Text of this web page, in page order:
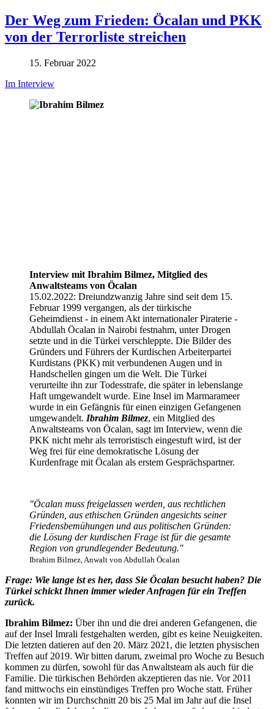
Der Weg zum Frieden: Öcalan und PKK
von der Terrorliste streichen
15. Februar 2022
Im Interview
Interview mit Ibrahim Bilmez, Mitglied des
Anwaltsteams von Öcalan
15.02.2022: Dreiundzwanzig Jahre sind seit dem 15.
Februar 1999 vergangen, als der türkische
Geheimdienst - in einem Akt internationaler Piraterie -
Abdullah Öcalan in Nairobi festnahm, unter Drogen
setzte und in die Türkei verschleppte. Die Bilder des
Gründers und Führers der Kurdischen Arbeiterpartei
Kurdistans (PKK) mit verbundenen Augen und in
Handschellen gingen um die Welt. Die Türkei
verurteilte ihn zur Todesstrafe, die später in lebenslange
Haft umgewandelt wurde. Eine Insel im Marmarameer
wurde in ein Gefängnis für einen einzigen Gefangenen
umgewandelt. Ibrahim Bilmez, ein Mitglied des
Anwaltsteams von Öcalan, sagt im Interview, wenn die
PKK nicht mehr als terroristisch eingestuft wird, ist der
Weg frei für eine demokratische Lösung der
Kurdenfrage mit Öcalan als erstem Gesprächspartner.
"Öcalan muss freigelassen werden, aus rechtlichen
Gründen, aus ethischen Gründen angesichts seiner
Friedensbemühungen und aus politischen Gründen:
die Lösung der kurdischen Frage ist für die gesamte
Region von grundlegender Bedeutung."
Ibrahim Bilmez, Anwalt von Abdullah Öcalan
Frage: Wie lange ist es her, dass Sie Öcalan besucht haben? Die
Türkei schickt Ihnen immer wieder Anfragen für ein Treffen
zurück.
Ibrahim Bilmez: Über ihn und die drei anderen Gefangenen, die
auf der Insel Imrali festgehalten werden, gibt es keine Neuigkeiten.
Die letzten datieren auf den 20. März 2021, die letzten physischen
Treffen auf 2019. Wir bitten darum, zweimal pro Woche zu Besuch
kommen zu dürfen, sowohl für das Anwaltsteam als auch für die
Familie. Die türkischen Behörden akzeptieren das nie. Vor 2011
fand mittwochs ein einstündiges Treffen pro Woche statt. Früher
konnten wir im Durchschnitt 20 bis 25 Mal im Jahr auf die Insel